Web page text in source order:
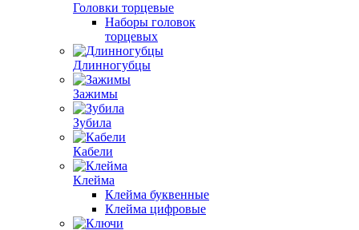
Головки торцевые
Наборы головок
торцевых
Длинногубцы
Зажимы
Зубила
Кабели
Клейма
Клейма буквенные
Клейма цифровые